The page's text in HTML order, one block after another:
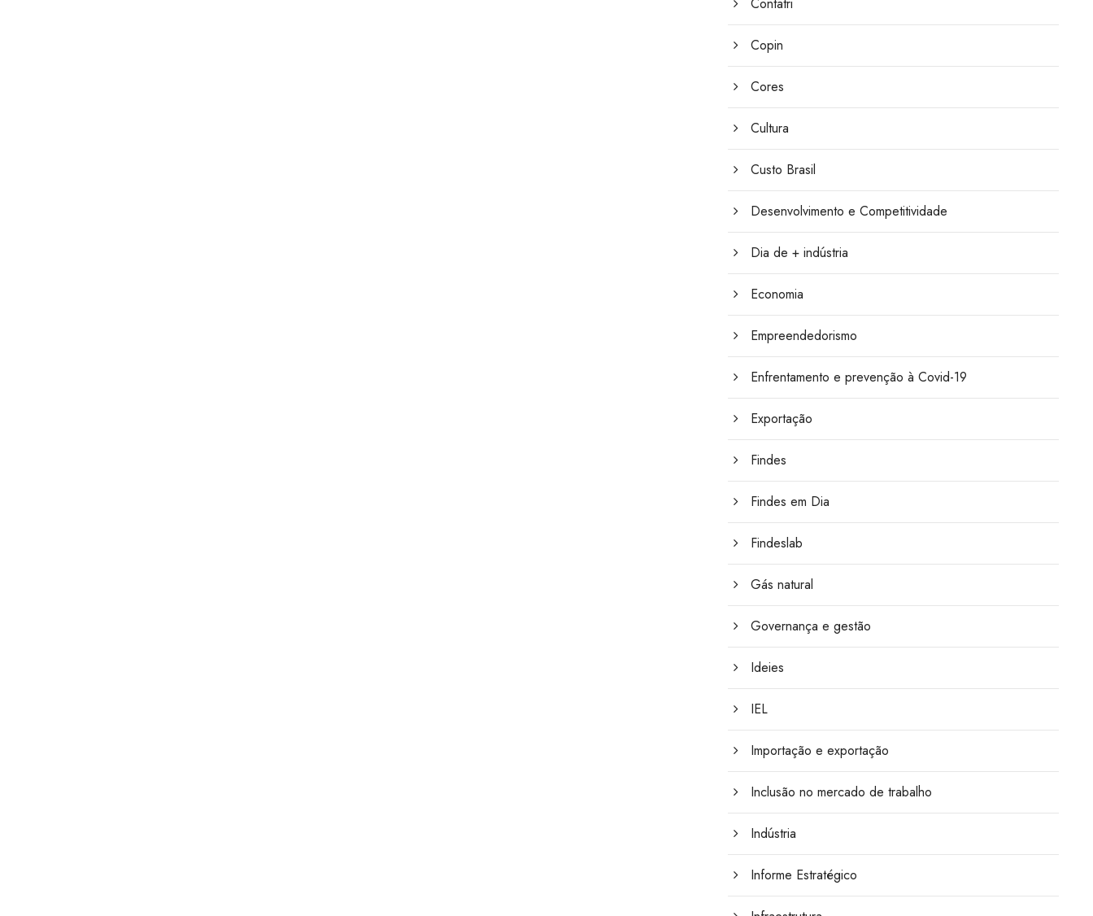
Copin
Cores
Cultura
Custo Brasil
Desenvolvimento e Competitividade
Dia de + indústria
Economia
Empreendedorismo
Enfrentamento e prevenção à Covid-19
Exportação
Findes
Findes em Dia
Findeslab
Gás natural
Governança e gestão
Ideies
IEL
Importação e exportação
Inclusão no mercado de trabalho
Indústria
Informe Estratégico